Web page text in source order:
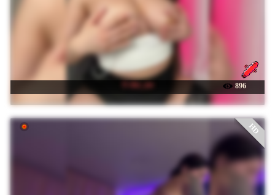
☉ dee_zee 896
HD